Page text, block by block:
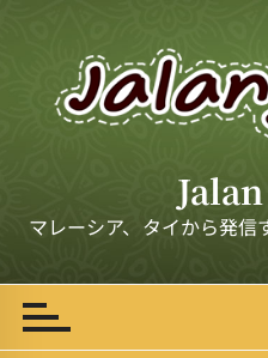
t
n
マレーシア、タイから発